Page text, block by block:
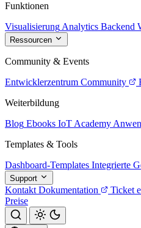
Funktionen
Visualisierung Analytics Backend
Ressourcen
Community & Events
Entwicklerzentrum Community
Weiterbildung
Blog Ebooks IoT Academy
Templates & Tools
Dashboard-Templates Integrierte
Support
Kontakt Dokumentation Ticket
Preise